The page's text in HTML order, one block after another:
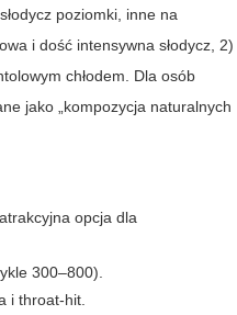
poziomki, inne na
i dość intensywna słodycz, 2)
chłodem. Dla osób
jako „kompozycja naturalnych
opcja dla
300–800).
i throat-hit.